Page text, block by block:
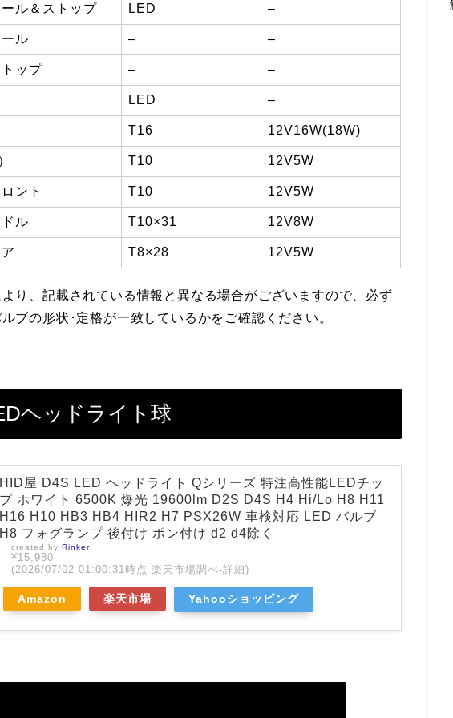
ール＆ストップ LED –
ル – –
トップ – –
LED –
T16 12V16W(18W)
T10 12V5W
ント T10 12V5W
ドル T10×31 12V8W
T8×28 12V5W
り、記載されている情報と異なる場合がございますので、必ず
ブの形状･定格が一致しているかをご確認ください。
ヘッドライト球
HID屋 D4S LED ヘッドライト Qシリーズ 特注高性能LEDチッ
プ ホワイト 6500K 爆光 19600lm D2S D4S H4 Hi/Lo H8 H11
H16 H10 HB3 HB4 HIR2 H7 PSX26W 車検対応 LED バルブ
H8 フォグランプ 後付け ポン付け d2 d4除く
created by Rinker
¥15,980
(2026/07/02 01:00:31時点 楽天市場調べ-詳細)
Amazon 楽天市場 Yahooショッピング